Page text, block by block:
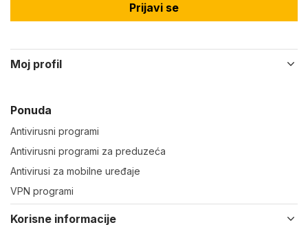
Prijavi se
Moj profil
Ponuda
Antivirusni programi
Antivirusni programi za preduzeća
Antivirusi za mobilne uređaje
VPN programi
Korisne informacije